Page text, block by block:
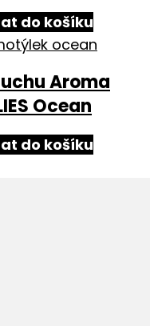
do košíku
Aroma
Ocean
do košíku